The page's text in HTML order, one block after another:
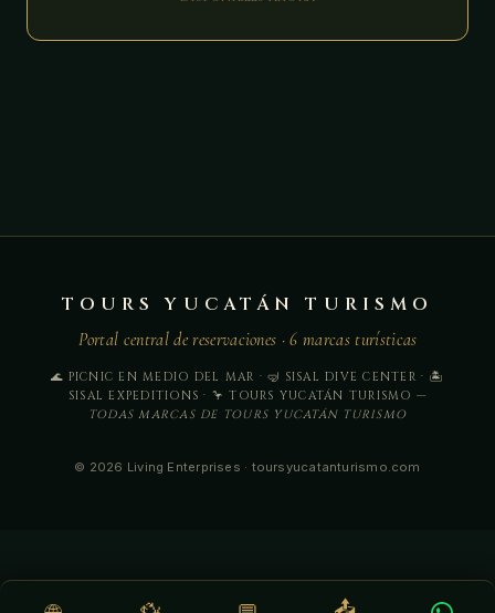
TOURS YUCATÁN TURISMO
Portal central de reservaciones · 6 marcas turísticas
🌊 PICNIC EN MEDIO DEL MAR · 🤿 SISAL DIVE CENTER · 🏝️
SISAL EXPEDITIONS · 🦩 TOURS YUCATÁN TURISMO —
TODAS MARCAS DE TOURS YUCATÁN TURISMO
© 2026 Living Enterprises · toursyucatanturismo.com